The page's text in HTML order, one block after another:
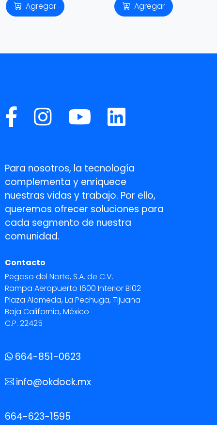
Agregar Agregar
Para nosotros, la tecnología
complementa y enriquece
nuestras vidas y trabajo. Por ello,
queremos ofrecer soluciones para
cada segmento de nuestra
comunidad.
Contacto
Pegaso del Norte, S.A. de C.V.
Rampa Aeropuerto 1600 Interior B102
Plaza Alameda, La Pechuga, Tijuana
Baja California, México
C.P. 22425
664-851-0623
info@okdock.mx
664-623-1595